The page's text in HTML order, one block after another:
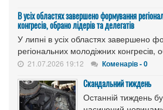
В усіх областях завершено формування
конгресів, обрано лідерів та делегатів
У липні в усіх областях завершено
регіональних молодіжних конгресів,
21.07.2026 19:12 Коменарів - 0
Скандальний тиждень
Останній тиждень